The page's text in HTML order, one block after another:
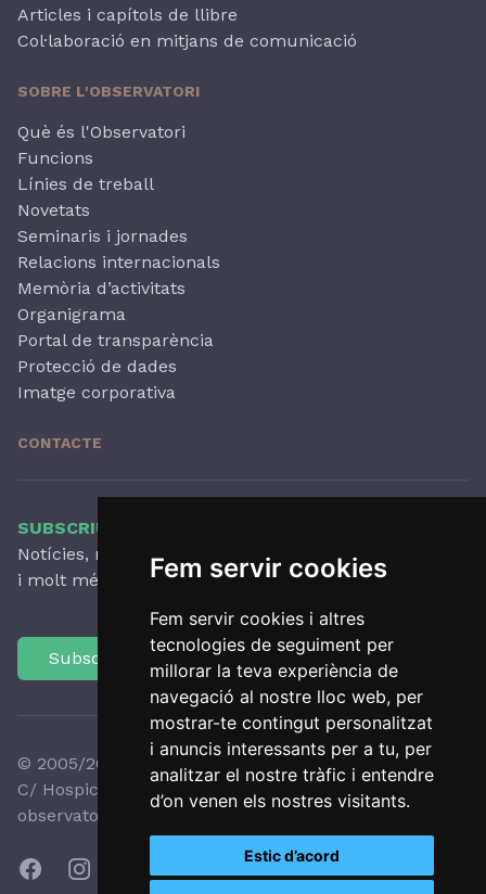
Fem servir cookies
Fem servir cookies i altres
tecnologies de seguiment per
millorar la teva experiència de
navegació al nostre lloc web, per
mostrar-te contingut personalitzat
i anuncis interessants per a tu, per
analitzar el nostre tràfic i entendre
d’on venen els nostres visitants.
Estic d’acord
Articles i capítols de llibre
Col·laboració en mitjans de comunicació
SOBRE L'OBSERVATORI
Què és l'Observatori
Funcions
Línies de treball
Novetats
Seminaris i jornades
Relacions internacionals
Memòria d’activitats
Organigrama
Portal de transparència
Protecció de dades
Imatge corporativa
CONTACTE
SUBSCRIU-TE AL NOSTRE BUTLLETÍ
Notícies, novetats destacades, articles, activitats
i molt més, amb periodicitat trimestral.
Subscriu-te
© 2005/2026 Observatori del Paisatge de Catalunya
C/ Hospici, 8 - 17800 OLOT - Tel:
+34 972 27 35 64
observatori@catpaisatge.net